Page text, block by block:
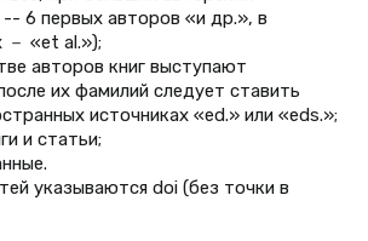
-- 6 первых авторов «и др.», в
－ «et al.»);
авторов книг выступают
их фамилий следует ставить
источниках «ed.» или «eds.»;
и статьи;
указываются doi (без точки в